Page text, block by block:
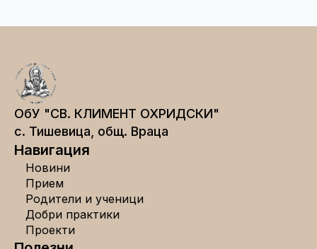
ОбУ "СВ. КЛИМЕНТ ОХРИДСКИ"
с. Тишевица, общ. Враца
Навигация
Новини
Прием
Родители и ученици
Добри практики
Проекти